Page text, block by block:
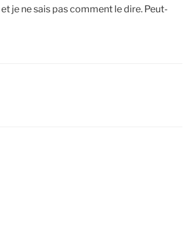
je ne sais pas comment le dire. Peut-